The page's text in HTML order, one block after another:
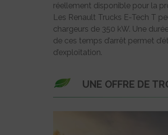
réellement disponible pour la
Les Renault Trucks E-Tech T
chargeurs de 350 kW. Une
de ces temps d’arrêt permet
d’exploitation.
UNE OFFRE DE